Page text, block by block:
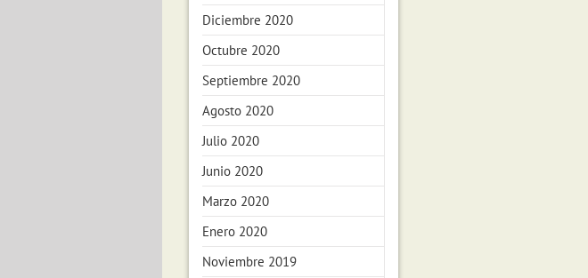
Diciembre 2020
Octubre 2020
Septiembre 2020
Agosto 2020
Julio 2020
Junio 2020
Marzo 2020
Enero 2020
Noviembre 2019